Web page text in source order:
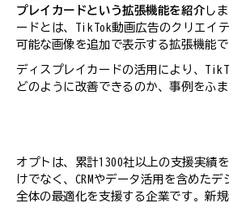
プレイカードという拡張機能を紹介 し
ードとは、TikTok動画広告のクリエイ
可能な画像を追加で表示する拡張機能で
ディスプレイカードの活用により、
どのように改善できるのか、事例をふま
オプトは、累計1300社以上の支援実績
けでなく、CRMやデータ活用を含めた
全体の最適化を支援する企業です。新規